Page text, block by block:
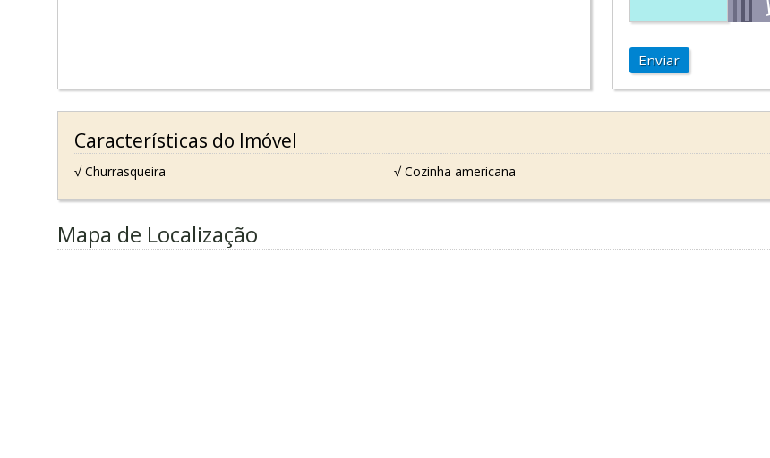
Enviar
Características do Imóvel
√ Churrasqueira √ Cozinha americana
Mapa de Localização